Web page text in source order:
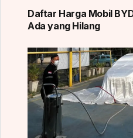
Daftar Harga Mobil
Ada yang Hilang